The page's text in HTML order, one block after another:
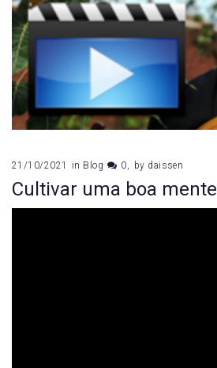
21/10/2021 in Blog 0 by daissen
Cultivar uma boa mente